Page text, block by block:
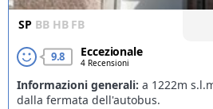
SP BB HB FB
9.8 Eccezionale
4 Recensioni
Informazioni generali: a 1222m
dalla fermata dell'autobus.